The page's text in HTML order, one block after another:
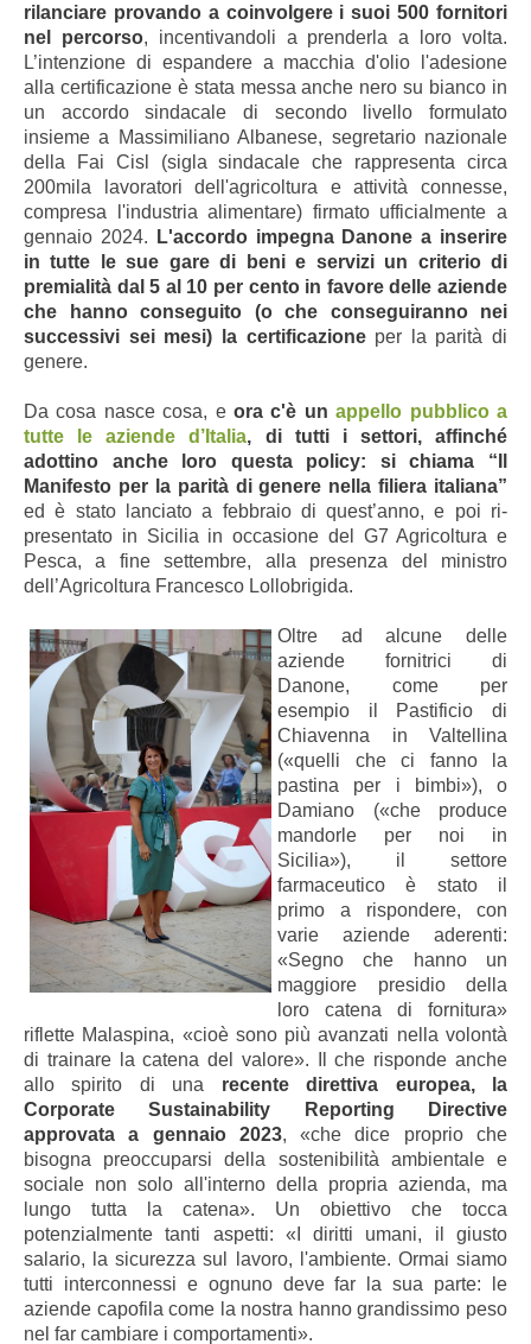
rilanciare provando a coinvolgere i suoi 500 fornitori
nel percorso, incentivandoli a prenderla a loro volta.
L’intenzione di espandere a macchia d'olio l'adesione
alla certificazione è stata messa anche nero su bianco in
un accordo sindacale di secondo livello formulato
insieme a Massimiliano Albanese, segretario nazionale
della Fai Cisl (sigla sindacale che rappresenta circa
200mila lavoratori dell'agricoltura e attività connesse,
compresa l'industria alimentare) firmato ufficialmente a
gennaio 2024.
L'accordo impegna Danone a inserire
in tutte le sue gare di beni e servizi un criterio di
premialità dal 5 al 10 per cento in favore delle aziende
che hanno conseguito (o che conseguiranno nei
successivi sei mesi) la certificazioneper la parità di
genere.
Da cosa nasce cosa, eora c'è unappello pubblico a
tutte le aziende d’Italia, di tutti i settori, affinché
adottino anche loro questa policy: si chiama “Il
Manifesto per la parità di genere nella filiera italiana”
ed è stato lanciato a febbraio di quest’anno, e poi ri-
presentato in Sicilia in occasione del G7 Agricoltura e
Pesca, a fine settembre, alla presenza del ministro
dell’Agricoltura Francesco Lollobrigida.
Oltre ad alcune delle
aziende fornitrici di
Danone, come per
esempio il Pastificio di
Chiavenna in Valtellina
(«quelli che ci fanno la
pastina per i bimbi»), o
Damiano («che produce
mandorle per noi in
Sicilia»), il settore
farmaceutico è stato il
primo a rispondere, con
varie aziende aderenti:
«Segno che hanno un
maggiore presidio della
loro catena di fornitura»
riflette Malaspina, «cioè sono più avanzati nella volontà
di trainare la catena del valore».
Il che risponde anche
allo spirito di una recente direttiva europea, la
Corporate Sustainability Reporting Directive
approvata a gennaio 2023, «che dice proprio che
bisogna preoccuparsi della sostenibilità ambientale e
sociale non solo all'interno della propria azienda, ma
lungo tutta la catena». Un obiettivo che tocca
potenzialmente tanti aspetti: «I diritti umani, il giusto
salario, la sicurezza sul lavoro, l'ambiente. Ormai siamo
tutti interconnessi e ognuno deve far la sua parte: le
aziende capofila come la nostra hanno grandissimo peso
nel far cambiare i comportamenti».